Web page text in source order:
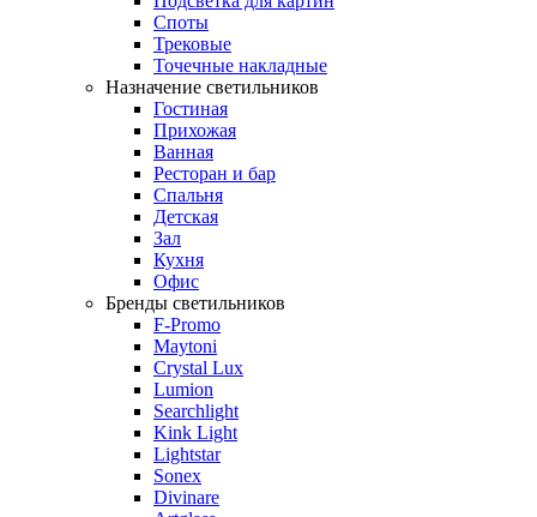
Споты
Трековые
Точечные накладные
Назначение светильников
Гостиная
Прихожая
Ванная
Ресторан и бар
Спальня
Детская
Зал
Кухня
Офис
Бренды светильников
F-Promo
Maytoni
Crystal Lux
Lumion
Searchlight
Kink Light
Lightstar
Sonex
Divinare